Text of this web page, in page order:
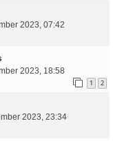
2023, 07:42
2023, 18:58
1 2
2023, 23:34